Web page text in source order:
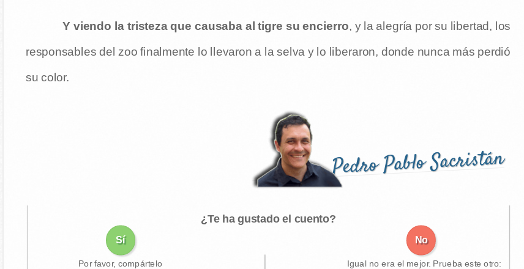
Y viendo la tristeza que causaba al tigre su encierro, y la alegría por su libertad, los
responsables del zoo finalmente lo llevaron a la selva y lo liberaron, donde nunca más perdió
su color.
Pedro Pablo Sacristán
¿Te ha gustado el cuento?
Sí
Por favor, compártelo
No
Igual no era el mejor. Prueba este otro: